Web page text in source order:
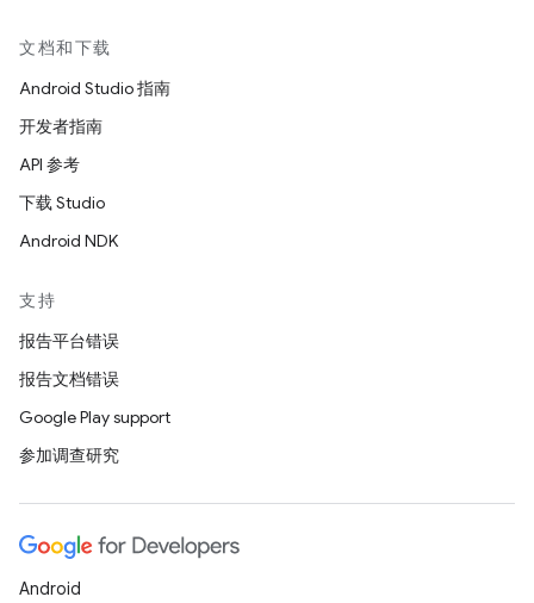
文档和下载
Android Studio 指南
开发者指南
API 参考
下载 Studio
Android NDK
支持
报告平台错误
报告文档错误
Google Play support
参加调查研究
Android